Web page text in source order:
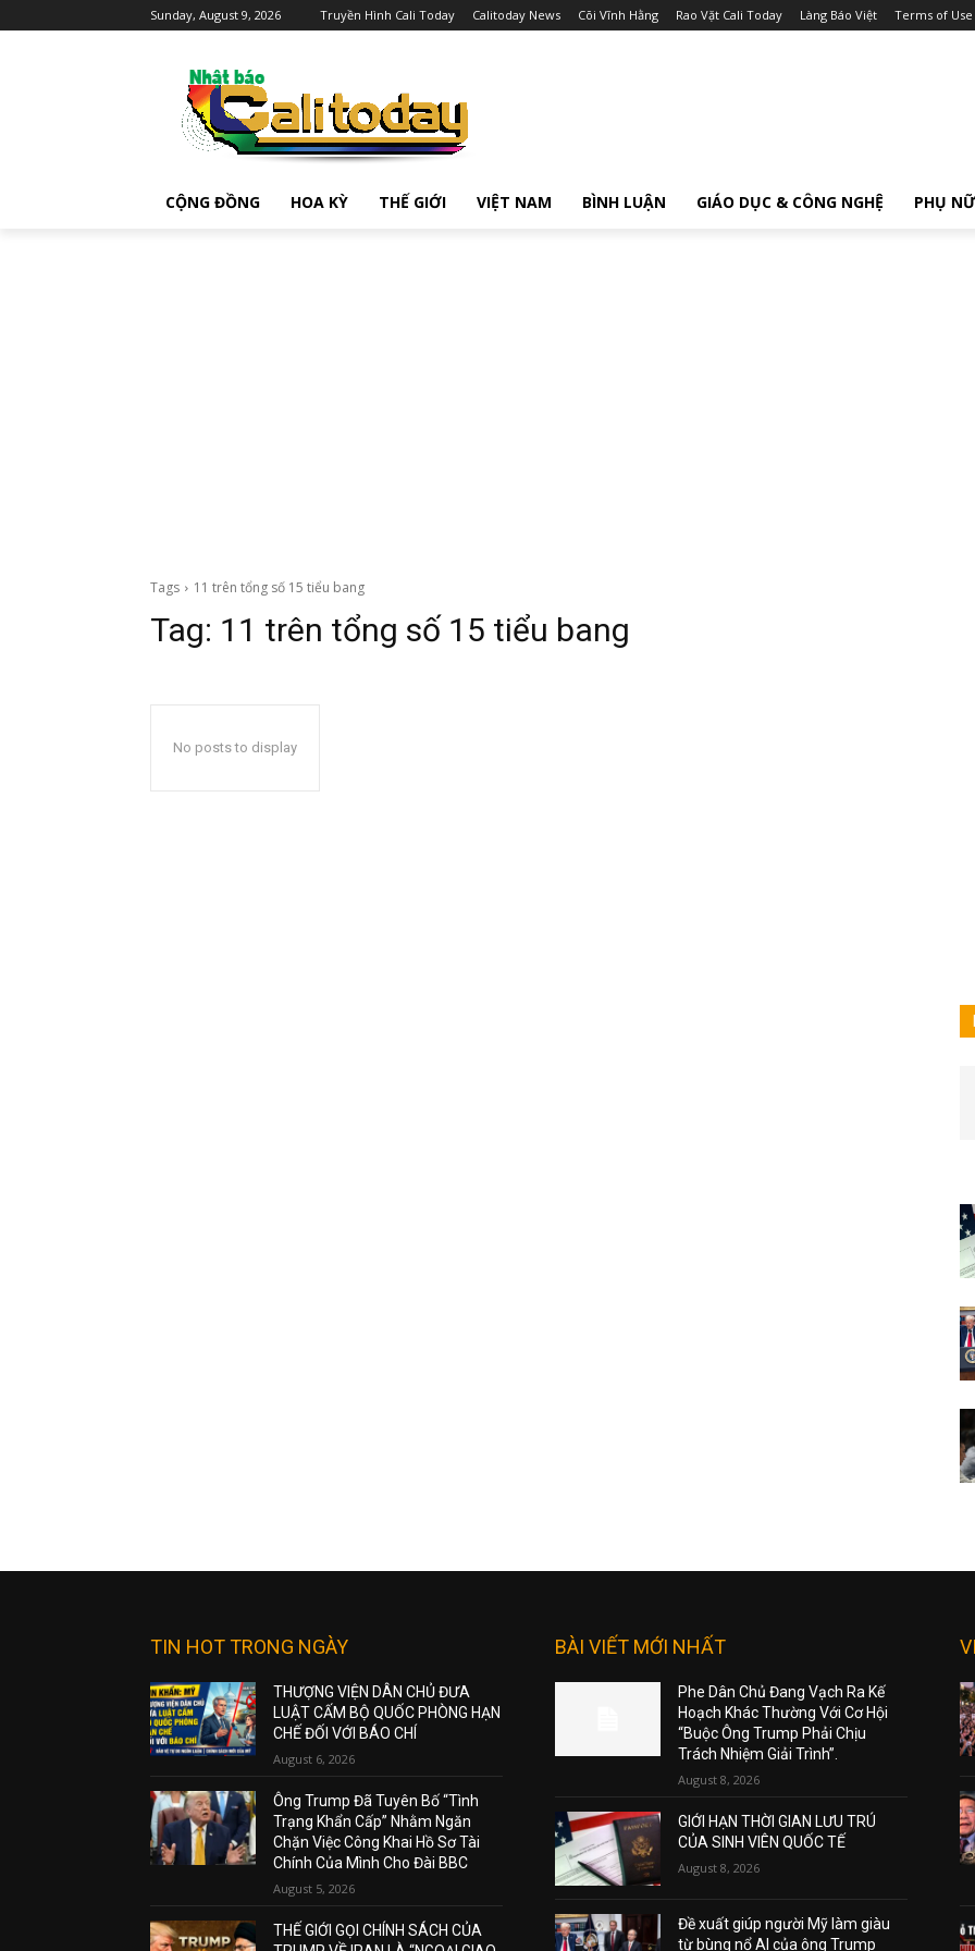
Sunday, August 9, 2026 Truyền Hình Cali Today Calitoday News Cõi Vĩnh Hằng Rao Vặt Cali Today Làng Báo Việt Terms of Use
CỘNG ĐỒNG HOA KỲ THẾ GIỚI VIỆT NAM BÌNH LUẬN GIÁO DỤC & CÔNG NGHỆ PHỤ NỮ
Tags 11 trên tổng số 15 tiểu bang
Tag: 11 trên tổng số 15 tiểu bang
No posts to display
TIN HOT TRONG NGÀY
THƯỢNG VIỆN DÂN CHỦ ĐƯA
LUẬT CẤM BỘ QUỐC PHÒNG HẠN
CHẾ ĐỐI VỚI BÁO CHÍ
August 6, 2026
Ông Trump Đã Tuyên Bố “Tình
Trạng Khẩn Cấp” Nhằm Ngăn
Chặn Việc Công Khai Hồ Sơ Tài
Chính Của Mình Cho Đài BBC
August 5, 2026
THẾ GIỚI GỌI CHÍNH SÁCH CỦA
BÀI VIẾT MỚI NHẤT
Phe Dân Chủ Đang Vạch Ra Kế
Hoạch Khác Thường Với Cơ Hội
“Buộc Ông Trump Phải Chịu
Trách Nhiệm Giải Trình”.
August 8, 2026
GIỚI HẠN THỜI GIAN LƯU TRÚ
CỦA SINH VIÊN QUỐC TẾ
August 8, 2026
Đề xuất giúp người Mỹ làm giàu
từ bùng nổ AI của ông Trump